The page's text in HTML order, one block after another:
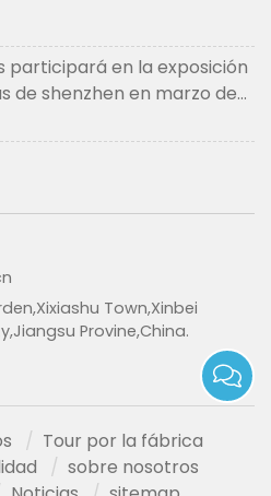
participará en la exposición
de shenzhen en marzo de
Town,Xinbei
Provine,China.
Tour por la fábrica
sobre nosotros